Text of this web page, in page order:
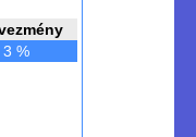
3 %